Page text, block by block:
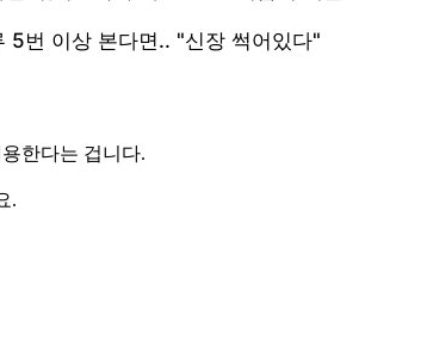
한다는 겁니다.
.